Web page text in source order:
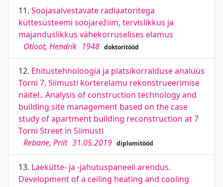
11. Soojasalvestavate radiaatoritega
küttesüsteemi soojarežiim, tervislikkus ja
majanduslikkus vähekorruselises elamus
Otloot, Hendrik 1948 doktoritööd
12. Ehitustehnoloogia ja platsikorralduse analüüs
Torni 7, Siimusti korterelamu rekonstrueerimise
näitel.. Analysis of construction technology and
building site management based on the case
study of apartment building reconstruction at 7
Torni Street in Siimusti
Rebane, Priit 31.05.2019 diplomitööd
13. Laekütte- ja -jahutuspaneeli arendus.
Development of a ceiling heating and cooling